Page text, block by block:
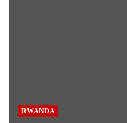
RWANDA